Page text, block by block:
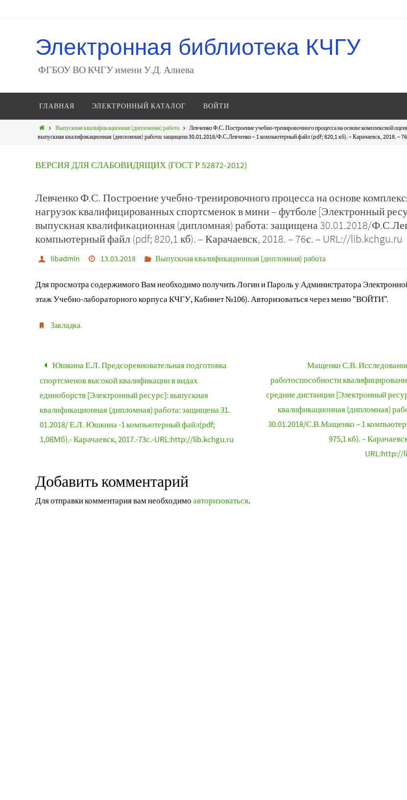
Электронная библиотека КЧГУ
ФГБОУ ВО КЧГУ имени У.Д. Алиева
ГЛАВНАЯ ЭЛЕКТРОННЫЙ КАТАЛОГ ВОЙТИ
Выпускная квалификационная (дипломная) работа
Левченко Ф.С. Построение учебно-тренировочного процесса на основе комплексной
выпускная квалификационная (дипломная) работа: защищена 30.01.2018/Ф.С.Левченко – 1 компьютерный файл (pdf; 820,1 кб). – Карачаевск, 2018. –
ВЕРСИЯ ДЛЯ СЛАБОВИДЯЩИХ (ГОСТ Р 52872-2012)
Левченко Ф.С. Построение учебно-тренировочного процесса на основе
нагрузок квалифицированных спортсменок в мини – футболе [Электронный
выпускная квалификационная (дипломная) работа: защищена 30.01.2018/
компьютерный файл (pdf; 820,1 кб). – Карачаевск, 2018. – 76с. – URL://lib.kchgu.ru
libadmin 13.03.2018 Выпускная квалификационная (дипломная) работа
Для просмотра содержимого Вам необходимо получить Логин и Пароль у Администратора
этаж Учебно-лабораторного корпуса КЧГУ, Кабинет №106). Авторизоваться через меню "ВОЙТИ".
Закладка.
Юшкина Е.Л. Предсоревновательная подготовка
спортсменов высокой квалификации в видах
единоборств [Электронный ресурс]: выпускная
квалификационная (дипломная) работа: защищена 31.
01.2018/ Е.Л. Юшкина -1 компьютерный файл(pdf;
1,08Мб).- Карачаевск, 2017.-73с.-URL:http://lib.kchgu.ru
Мащенко С.В.
работоспособности
средние дистанции [Электронный
квалификационная (дипломная)
30.01.2018/С.В.Мащенко – 1
975,1 кб). –
URL:http://
Добавить комментарий
Для отправки комментария вам необходимоавторизоваться.